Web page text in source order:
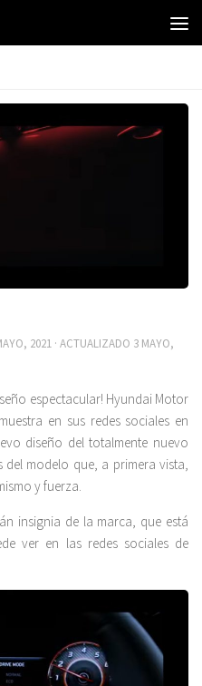
2021 · ACTUALIZADO 3 MAYO,
espectacular! Hyundai Motor
en sus redes sociales en
diseño del totalmente nuevo
modelo que, a primera vista,
y fuerza.
insignia de la marca, que está
ver en las redes sociales de